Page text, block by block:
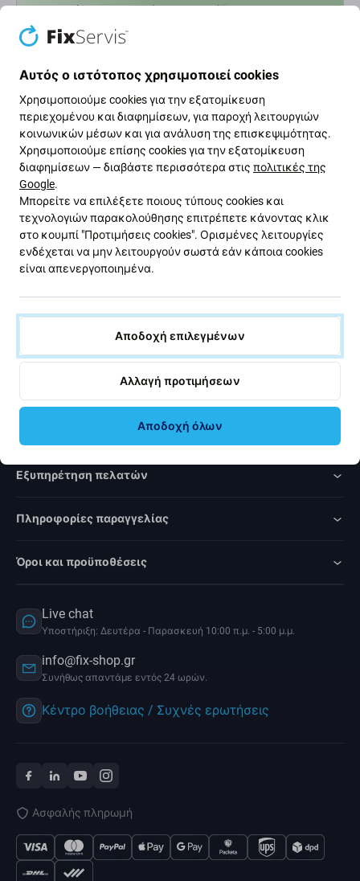
περισσότερα για το πώς προσαρμόζουμε τις
διαδικασίες μας ώστε να το μειώσουμε.
Ενημερωτικό δελτίο Fix
Εγγραφείτε για να λαμβάνετε τακτικά πληροφορίες σχετικά
με εκπτώσεις και νέα από την προσφορά μας. Ταυτόχρονα,
με την υποβολή αυτής της φόρμας, επιβεβαιώνω ότι είμαι
άνω των 16 ετών.
Εγγραφή
Over1000reviews
Εξυπηρέτηση πελατών
Πληροφορίες παραγγελίας
Όροι και προϋποθέσεις
Live chat
Υποστήριξη: Δευτέρα - Παρασκευή 10:00 π.μ. - 5:00 μ.μ.
info@fix-shop.gr
Συνήθως απαντάμε εντός 24 ωρών.
Κέντρο βοήθειας / Συχνές ερωτήσεις
Ασφαλής πληρωμή
Αυτός ο ιστότοπος χρησιμοποιεί cookies
Χρησιμοποιούμε cookies για την εξατομίκευση
περιεχομένου και διαφημίσεων, για παροχή λειτουργιών
κοινωνικών μέσων και για ανάλυση της επισκεψιμότητας.
Χρησιμοποιούμε επίσης cookies για την εξατομίκευση
διαφημίσεων — διαβάστε περισσότερα στις πολιτικές της
Google.
Μπορείτε να επιλέξετε ποιους τύπους cookies και
τεχνολογιών παρακολούθησης επιτρέπετε κάνοντας κλικ
στο κουμπί "Προτιμήσεις cookies". Ορισμένες λειτουργίες
ενδέχεται να μην λειτουργούν σωστά εάν κάποια cookies
είναι απενεργοποιημένα.
Αποδοχή επιλεγμένων
Αλλαγή προτιμήσεων
Αποδοχή όλων